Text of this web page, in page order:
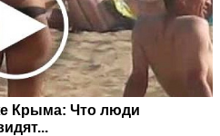
Крыма: Что люди